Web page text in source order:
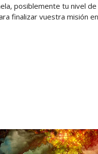
posiblemente tu nivel
finalizar vuestra misión